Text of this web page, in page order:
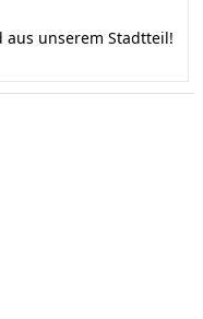
aus unserem Stadtteil!